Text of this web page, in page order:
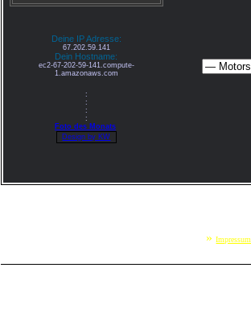
Deine IP Adresse:
67.202.59.141
Dein Hostname:
ec2-67-202-59-141.compute-
1.amazonaws.com
:
:
:
:
Foto des Monats
Design by KW
»Impressum